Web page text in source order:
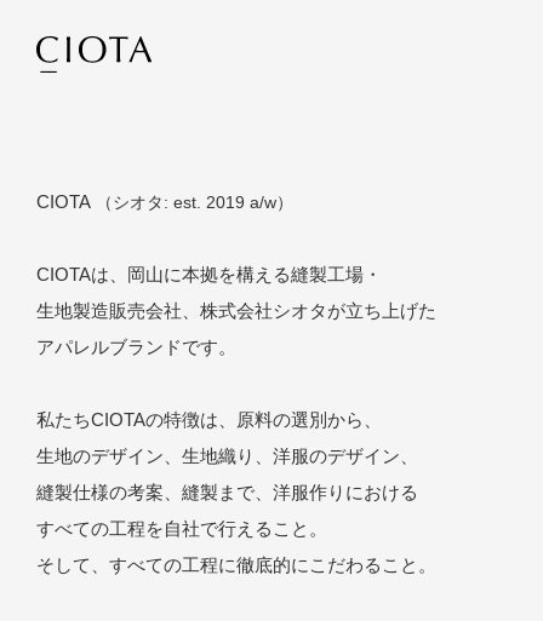
CIOTA （シオタ: est. 2019 a/w）
CIOTAは、岡山に本拠を構える縫製工場・
生地製造販売会社、 株式会社シオタが立ち上げた
アパレルブランドです。
私たちCIOTAの特徴は、原料の選別から、
生地のデザイン、 生地織り、洋服のデザイン、
縫製仕様の考案、縫製まで、 洋服作りにおける
すべての工程を自社で行えること。
そして、すべての工程に徹底的にこだわること。
2026 A/W
2026 S/S
2025 A/W
2023 A/W
2023 S/S
2022 A/W
2022 S/S
About
Philosophy
Online Shop